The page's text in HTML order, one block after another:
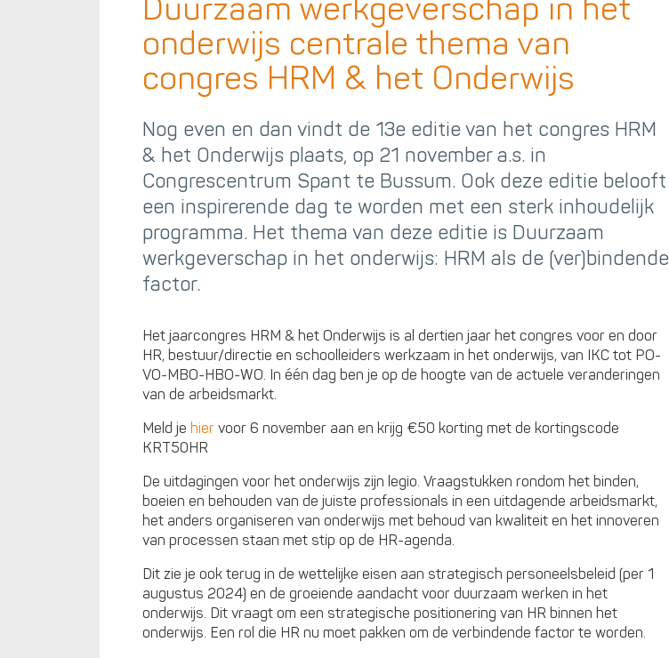
Duurzaam werkgeverschap in het
onderwijs centrale thema van
congres HRM & het Onderwijs
Nog even en dan vindt de 13e editie van het congres HRM
& het Onderwijs plaats, op 21 november a.s. in
Congrescentrum Spant te Bussum. Ook deze editie belooft
een inspirerende dag te worden met een sterk inhoudelijk
programma. Het thema van deze editie is Duurzaam
werkgeverschap in het onderwijs: HRM als de (ver)bindende
factor.
Het jaarcongres HRM & het Onderwijs is al dertien jaar het congres voor en door
HR, bestuur/directie en schoolleiders werkzaam in het onderwijs, van IKC tot PO-
VO-MBO-HBO-WO. In één dag ben je op de hoogte van de actuele veranderingen
van de arbeidsmarkt.
Meld je hier voor 6 november aan en krijg €50 korting met de kortingscode
KRT50HR
De uitdagingen voor het onderwijs zijn legio. Vraagstukken rondom het binden,
boeien en behouden van de juiste professionals in een uitdagende arbeidsmarkt,
het anders organiseren van onderwijs met behoud van kwaliteit en het innoveren
van processen staan met stip op de HR-agenda.
Dit zie je ook terug in de wettelijke eisen aan strategisch personeelsbeleid (per 1
augustus 2024) en de groeiende aandacht voor duurzaam werken in het
onderwijs. Dit vraagt om een strategische positionering van HR binnen het
onderwijs. Een rol die HR nu moet pakken om de verbindende factor te worden.